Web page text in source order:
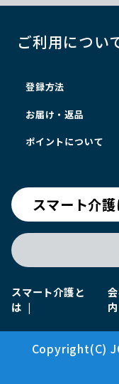
ご利用につい
登録方法
お届け・返品
ポイントについて
スマート介
スマート介護と
は
内
Copyright(C)